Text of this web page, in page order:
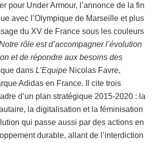
pour Under Armour, l’annonce de la fin
avec l’Olympique de Marseille et plus
du XV de France sous les couleurs
rôle est d’accompagner l’évolution
et de répondre aux besoins des
dans L’Equipe Nicolas Favre,
Adidas en France. Il cite trois
d’un plan stratégique 2015-2020 : la
la digitalisation et la féminisation
qui passe aussi par des actions en
durable, allant de l’interdiction